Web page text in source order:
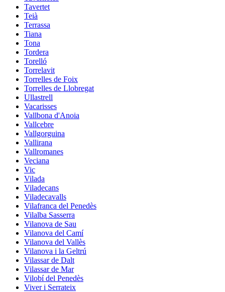
Tavertet
Teià
Terrassa
Tiana
Tona
Tordera
Torelló
Torrelavit
Torrelles de Foix
Torrelles de Llobregat
Ullastrell
Vacarisses
Vallbona d'Anoia
Vallcebre
Vallgorguina
Vallirana
Vallromanes
Veciana
Vic
Vilada
Viladecans
Viladecavalls
Vilafranca del Penedès
Vilalba Sasserra
Vilanova de Sau
Vilanova del Camí
Vilanova del Vallès
Vilanova i la Geltrú
Vilassar de Dalt
Vilassar de Mar
Vilobí del Penedès
Viver i Serrateix